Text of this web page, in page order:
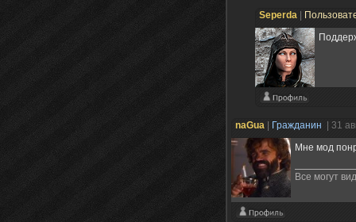
Seperda
naGua Гражданин
| 31
Мне мод
Все могут